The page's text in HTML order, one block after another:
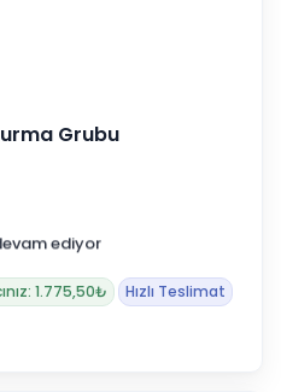
Grubu
ediyor
1.775,50₺ Hızlı Teslimat